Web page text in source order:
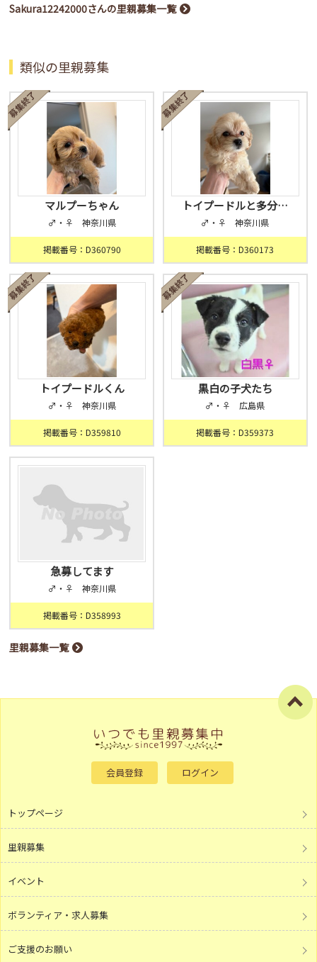
Sakura12242000さんの里親募集一覧
類似の里親募集
マルプーちゃん
♂・♀ 神奈川県
掲載番号：D360790
トイプードルと多分…
♂・♀ 神奈川県
掲載番号：D360173
トイプードルくん
♂・♀ 神奈川県
掲載番号：D359810
黒白の子犬たち
♂・♀ 広島県
掲載番号：D359373
急募してます
♂・♀ 神奈川県
掲載番号：D358993
里親募集一覧
会員登録 ログイン
トップページ
里親募集
イベント
ボランティア・求人募集
ご支援のお願い